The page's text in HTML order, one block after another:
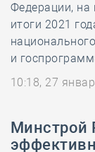
Федерации, на
итоги 2021
и
10:18, 27
Минстрой